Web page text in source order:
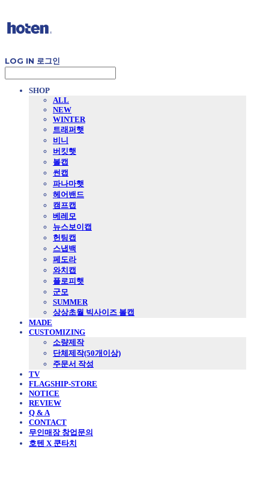
LOG IN 로그인
SHOP
ALL
NEW
WINTER
트래퍼햇
비니
버킷햇
볼캡
썬캡
파나마햇
헤어밴드
캠프캡
베레모
뉴스보이캡
헌팅캡
스냅백
페도라
와치캡
플로피햇
군모
SUMMER
상상초월 빅사이즈 볼캡
MADE
CUSTOMIZING
소량제작
단체제작(50개이상)
주문서 작성
TV
FLAGSHIP-STORE
NOTICE
REVIEW
Q & A
CONTACT
무인매장 창업문의
호텐 X 쿤타치